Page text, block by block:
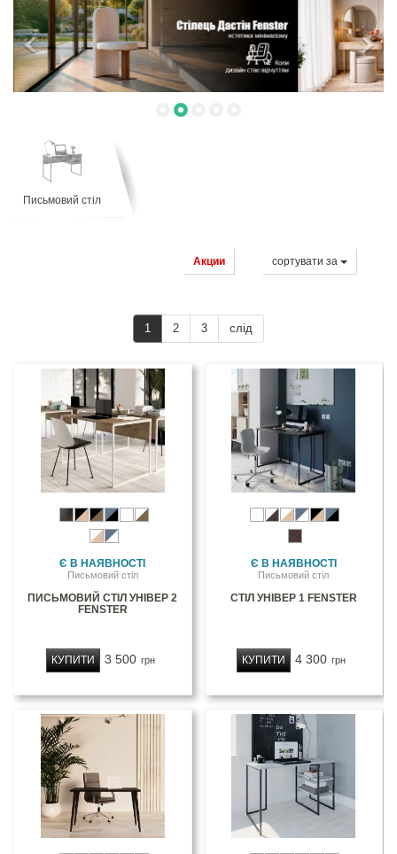
Письмовий стіл
сортувати за
Акции
1 2 3 слід
Є В НАЯВНОСТІ
Письмовий стіл
ПИСЬМОВИЙ СТІЛ УНІВЕР 2
FENSTER
3 500 грн
КУПИТИ
Є В НАЯВНОСТІ
Письмовий стіл
СТІЛ УНІВЕР 1 FENSTER
4 300 грн
КУПИТИ